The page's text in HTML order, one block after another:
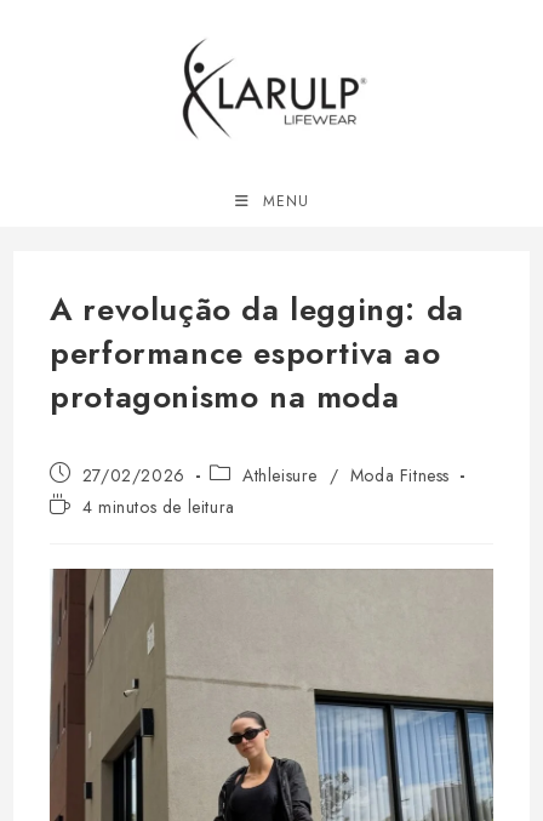
MENU
A revolução da legging: da
performance esportiva ao
protagonismo na moda
Post
publicado:
27/02/2026
Categoria
post:
Athleisure / Moda Fitness
Tempo4 minutos de leitura